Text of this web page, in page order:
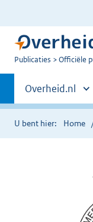
U
Publicaties Officiële
Primaire
navigatie
Andere
sites
binnen
Overheid.nl
U bent hier: Home